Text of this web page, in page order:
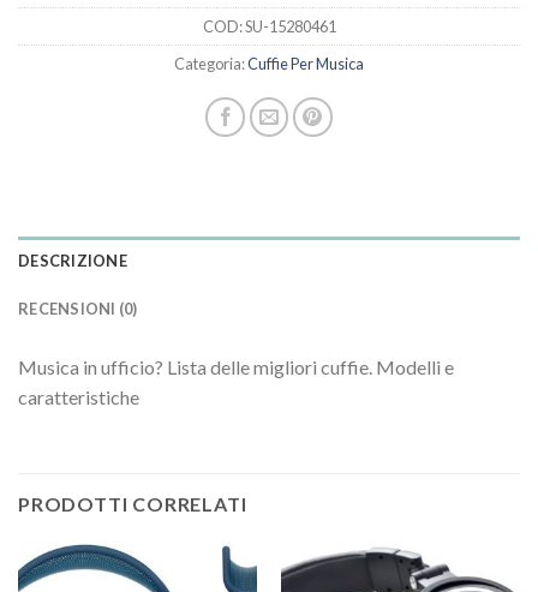
COD:SU-15280461
Categoria:Cuffie Per Musica
DESCRIZIONE
RECENSIONI (0)
Musica in ufficio? Lista delle migliori cuffie. Modelli e
caratteristiche
PRODOTTI CORRELATI